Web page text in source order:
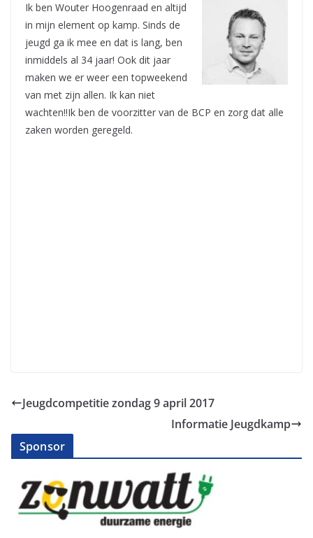
Ik ben Wouter Hoogenraad en altijd
in mijn element op kamp. Sinds de
jeugd ga ik mee en dat is lang, ben
inmiddels al 34 jaar! Ook dit jaar
maken we er weer een topweekend
van met zijn allen. Ik kan niet
wachten!!Ik ben de voorzitter van de BCP en zorg dat alle
zaken worden geregeld.
Jeugdcompetitie zondag 9 april 2017
Informatie Jeugdkamp
Sponsor